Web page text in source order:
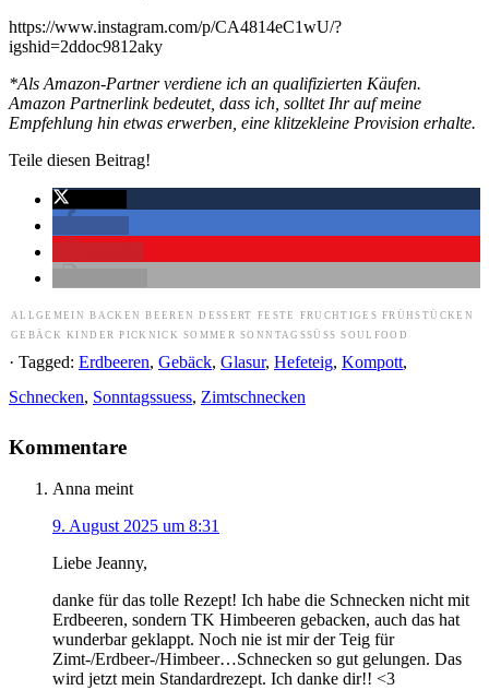
https://www.instagram.com/p/CA4814eC1wU/?
igshid=2ddoc9812aky
*Als Amazon-Partner verdiene ich an qualifizierten Käufen.
Amazon Partnerlink bedeutet, dass ich, solltet Ihr auf meine
Empfehlung hin etwas erwerben, eine klitzekleine Provision erhalte.
Teile diesen Beitrag!
ALLGEMEIN BACKEN BEEREN DESSERT FESTE FRUCHTIGES FRÜHSTÜCKEN
GEBÄCK
KINDER PICKNICK SOMMER SONNTAGSSÜSS SOULFOOD
· Tagged: Erdbeeren, Gebäck, Glasur, Hefeteig, Kompott,
Schnecken, Sonntagssuess, Zimtschnecken
Kommentare
Anna meint
9. August 2025 um 8:31
Liebe Jeanny,
danke für das tolle Rezept! Ich habe die Schnecken nicht mit
Erdbeeren, sondern TK Himbeeren gebacken, auch das hat
wunderbar geklappt. Noch nie ist mir der Teig für
Zimt-/Erdbeer-/Himbeer…Schnecken so gut gelungen. Das
wird jetzt mein Standardrezept. Ich danke dir!! <3